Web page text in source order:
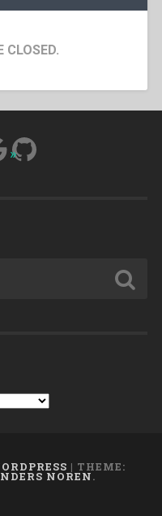
CLOSED.
GitHub
| THEME:
NOREN.